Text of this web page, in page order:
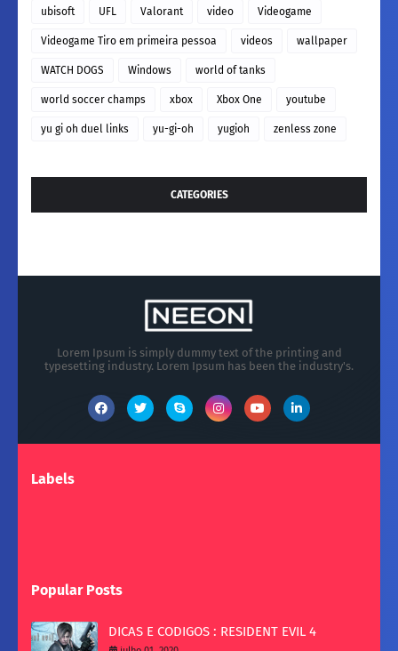
ubisoft UFL Valorant video Videogame
Videogame Tiro em primeira pessoa videos wallpaper
WATCH DOGS Windows world of tanks
world soccer champs xbox Xbox One youtube
yu gi oh duel links yu-gi-oh yugioh zenless zone
CATEGORIES
Lorem Ipsum is simply dummy text of the printing and
typesetting industry. Lorem Ipsum has been the industry's.
Labels
Popular Posts
DICAS E CODIGOS : RESIDENT EVIL 4